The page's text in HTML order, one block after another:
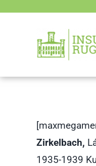
springen
Zirkelbach,
1935-1939